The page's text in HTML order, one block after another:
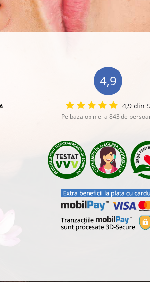
4,9
4,9 din 5
Pe baza opiniei a 843 de